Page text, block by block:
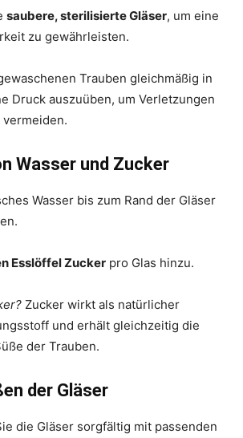
saubere, sterilisierte Gläser, um eine
zu gewährleisten.
Trauben gleichmäßig in
Druck auszuüben, um Verletzungen
Wasser und Zucker
Wasser bis zum Rand der Gläser
Esslöffel Zucker pro Glas hinzu.
Zucker wirkt als natürlicher
und erhält gleichzeitig die
der Trauben.
der Gläser
die Gläser sorgfältig mit passenden